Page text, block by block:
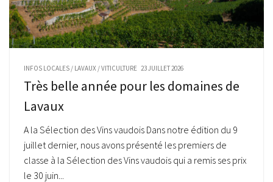
INFOS LOCALES / LAVAUX /VITICULTURE 23 JUILLET 2026
Très belle année pour les domaines de
Lavaux
A la Sélection des Vins vaudois Dans notre édition du 9
juillet dernier, nous avons présenté les premiers de
classe à la Sélection des Vins vaudois qui a remis ses prix
le 30 juin...